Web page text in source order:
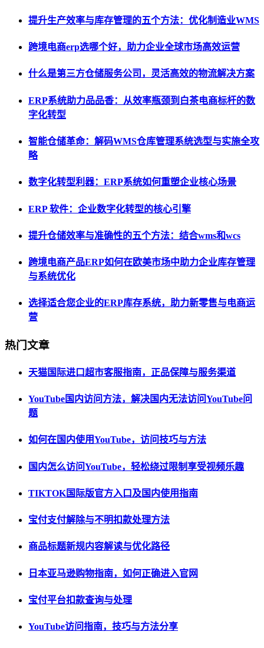
提升生产效率与库存管理的五个方法：优化制造业WMS
跨境电商erp选哪个好，助力企业全球市场高效运营
什么是第三方仓储服务公司，灵活高效的物流解决方案
ERP系统助力品品香：从效率瓶颈到白茶电商标杆的数
字化转型
智能仓储革命：解码WMS仓库管理系统选型与实施全攻
略
数字化转型利器：ERP系统如何重塑企业核心场景
ERP 软件：企业数字化转型的核心引擎
提升仓储效率与准确性的五个方法：结合wms和wcs
跨境电商产品ERP如何在欧美市场中助力企业库存管理
与系统优化
选择适合您企业的ERP库存系统，助力新零售与电商运
营
热门文章
天猫国际进口超市客服指南，正品保障与服务渠道
YouTube国内访问方法，解决国内无法访问YouTube问
题
如何在国内使用YouTube，访问技巧与方法
国内怎么访问YouTube，轻松绕过限制享受视频乐趣
TIKTOK国际版官方入口及国内使用指南
宝付支付解除与不明扣款处理方法
商品标题新规内容解读与优化路径
日本亚马逊购物指南，如何正确进入官网
宝付平台扣款查询与处理
YouTube访问指南，技巧与方法分享